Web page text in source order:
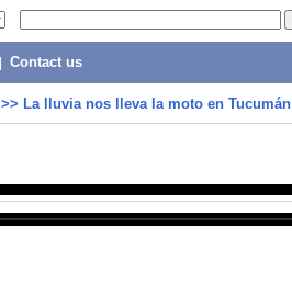
Contact us
>> La lluvia nos lleva la moto en Tucumán